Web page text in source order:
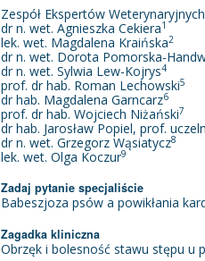
Zespół Ekspertów
dr n. wet. Agnieszka Cekiera1
lek. wet. Magdalena Kraińska2
dr n. wet. Dorota Pomorska-
dr n. wet. Sylwia Lew-Kojrys4
prof. dr hab. Roman Lechowski5
dr hab. Magdalena Garncarz6
prof. dr hab. Wojciech Niżański7
dr hab. Jarosław Popiel, prof.
dr n. wet. Grzegorz Wąsiatycz8
lek. wet. Olga Koczur9
Zadaj pytanie specjaliście
Babeszjoza psów a powikłania
Zagadka kliniczna
Obrzęk i bolesność stawu stępu u